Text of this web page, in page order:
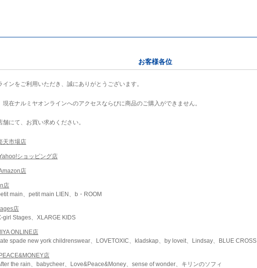
お客様各位
インをご利用いただき、誠にありがとうございます。
現在ナルミヤオンラインへのアクセスならびに商品のご購入ができません。
にて、お買い求めください。
天市場店
ショッピング店
店
店
main、petit main LIEN、b・ROOM
店
girl Stages、XLARGE KIDS
ONLINE店
spade new york childrenswear、LOVETOXIC、kladskap、by loveit、Lindsay、BLUE CROSS
店
the rain、babycheer、Love&Peace&Money、sense of wonder、キリンのソフィ